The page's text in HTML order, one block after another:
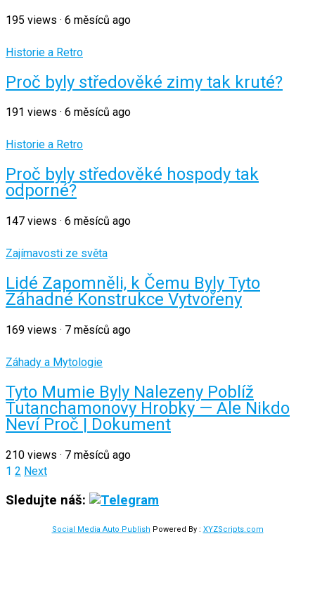
195 views · 6 měsíců ago
Historie a Retro
Proč byly středověké zimy tak kruté?
191 views · 6 měsíců ago
Historie a Retro
Proč byly středověké hospody tak
odporné?
147 views · 6 měsíců ago
Zajímavosti ze světa
Lidé Zapomněli, k Čemu Byly Tyto
Záhadné Konstrukce Vytvořeny
169 views · 7 měsíců ago
Záhady a Mytologie
Tyto Mumie Byly Nalezeny Poblíž
Tutanchamonovy Hrobky — Ale Nikdo
Neví Proč | Dokument
210 views · 7 měsíců ago
Stránkování
1 2 Next
Sledujte náš:
Social Media Auto Publish Powered By : XYZScripts.com